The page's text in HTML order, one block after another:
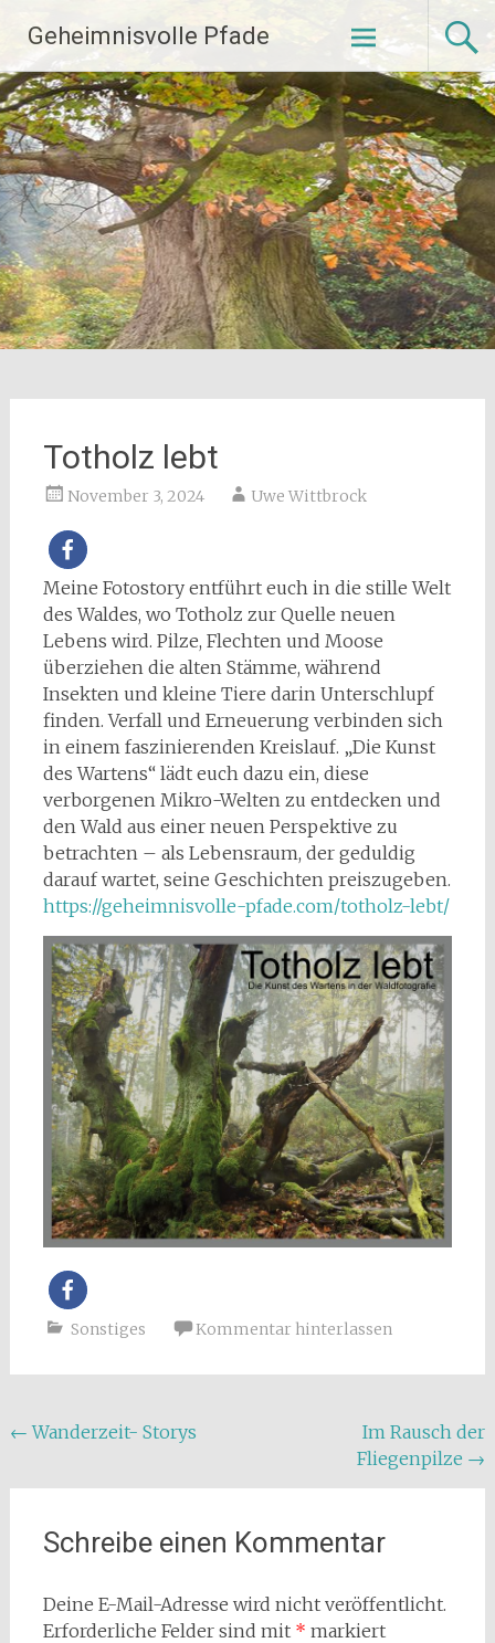
Inhalt
springen
Geheimnisvolle Pfade
Totholz lebt
November 3, 2024 Uwe Wittbrock
Meine Fotostory entführt euch in die stille Welt
des Waldes, wo Totholz zur Quelle neuen
Lebens wird. Pilze, Flechten und Moose
überziehen die alten Stämme, während
Insekten und kleine Tiere darin Unterschlupf
finden. Verfall und Erneuerung verbinden sich
in einem faszinierenden Kreislauf. „Die Kunst
des Wartens“ lädt euch dazu ein, diese
verborgenen Mikro-Welten zu entdecken und
den Wald aus einer neuen Perspektive zu
betrachten – als Lebensraum, der geduldig
darauf wartet, seine Geschichten preiszugeben.
https://geheimnisvolle-pfade.com/totholz-lebt/
Sonstiges Kommentar hinterlassen
Beitragsnavigation
← Wanderzeit- Storys
Im Rausch der
Fliegenpilze →
Schreibe einen Kommentar
Deine E-Mail-Adresse wird nicht veröffentlicht.
Erforderliche Felder sind mit * markiert